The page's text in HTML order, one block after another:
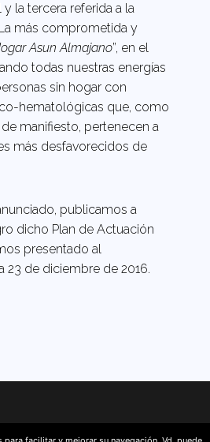
la tercera referida a la
más comprometida y
Asun Almajano”, en el
todas nuestras energías
sin hogar con
hematológicas que, como
manifiesto, pertenecen a
más desfavorecidos de
publicamos a
dicho Plan de Actuación
presentado al
23 de diciembre de 2016.